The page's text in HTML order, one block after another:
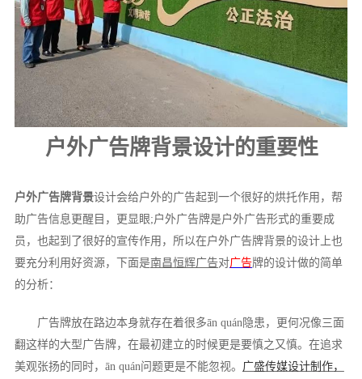
户外广告牌背景设计的重要性
户外广告牌背景设计会给户外的广告起到一个很好的烘托作用，帮
助广告信息更醒目，更显眼;户外广告牌是户外广告形式的重要成
员，也起到了很好的宣传作用，所以在户外广告牌背景的设计上也
要充分利用好资源，下面是南昌恒辉广告对广告牌的设计做的简单
的分析：
广告牌放在路边本身就存在着很多ān quán隐患，更何况像三面
翻这样的大型广告牌，在最初建立的时候更是要慎之又慎。在追求
美观张扬的同时，ān quán问题更是不能忽视。 广盛传媒设计制作，